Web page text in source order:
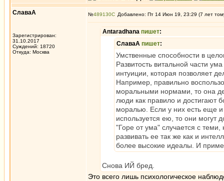
СлаваА
Зарегистрирован:
31.10.2017
Суждений: 18720
Откуда: Москва
№489130 Добавлено: Пт 14 Июн 19, 23:29 (7 лет
Antaradhana пишет:
СлаваА пишет:
Умственные способности в
Развитость витальной части
интуиции, которая позволяет
Например, правильно
моральными нормами, то она
люди как правило и достигают
моралью. Если у них есть еще и
используется ею, то они могут
"Горе от ума" случается с
развивать ее так же как и
более высокие идеалы. И
Снова ИЙ бред.
Это всего лишь психологическое